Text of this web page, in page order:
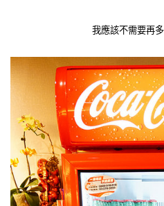
我應該不需要再